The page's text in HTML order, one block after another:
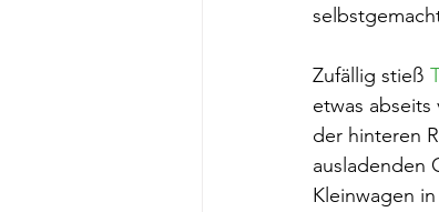
Zufällig stieß
etwas
der hinteren
ausladenden
Kleinwagen